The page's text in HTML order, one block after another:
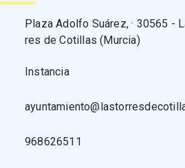
Plaza Adolfo Suárez, · 30565 -
res de Cotillas (Murcia)
Instancia
968626511